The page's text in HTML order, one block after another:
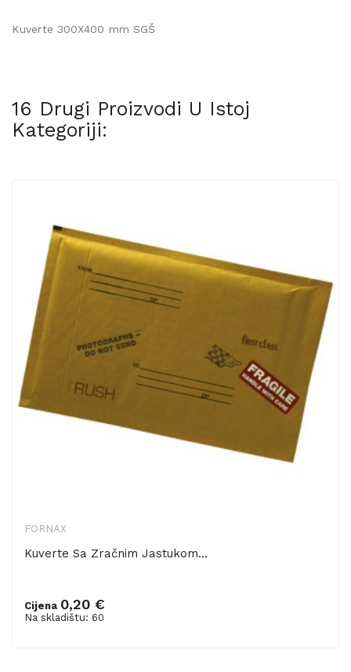
Kuverte 300X400 mm SGŠ
16 Drugi Proizvodi U Istoj
Kategoriji:
FORNAX
Kuverte Sa Zračnim Jastukom...
Cijena 0,20 €
Na skladištu: 60
Dodaj u košaricu